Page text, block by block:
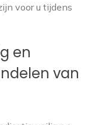
voor u tijdens
en
van